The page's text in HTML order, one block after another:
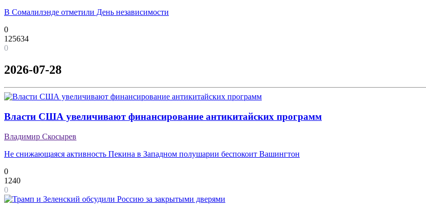
В Сомалилэнде отметили День независимости
0
125634
0
2026-07-28
Власти США увеличивают финансирование антикитайских программ
Владимир Скосырев
Не снижающаяся активность Пекина в Западном полушарии беспокоит Вашингтон
0
1240
0